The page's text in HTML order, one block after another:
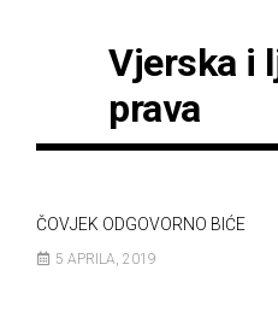
Vjerska i
prava
ČOVJEK ODGOVORNO BIĆE
5 APRILA, 2019